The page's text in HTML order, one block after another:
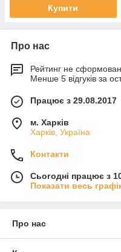
Купити
Про нас
Рейтинг не
Менше 5 відгуків за
Працює з 29.08.2017
м. Харків
Харків, Україна
Контакти
Сьогодні працює з
Показати весь
Про нас